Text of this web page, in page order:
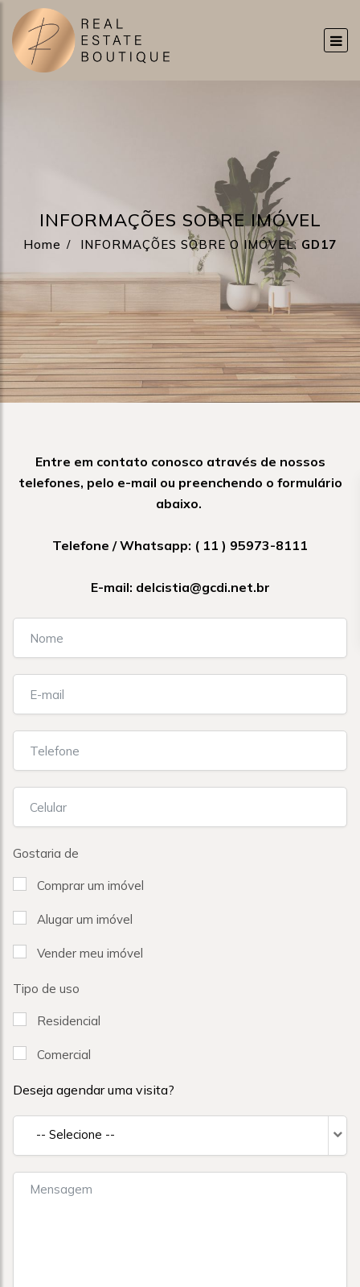
INFORMAÇÕES SOBRE IMÓVEL
Home INFORMAÇÕES SOBRE O IMÓVEL: GD17
Entre em contato conosco através de nossos
telefones, pelo e-mail ou preenchendo o formulário
abaixo.
Telefone / Whatsapp: ( 11 ) 95973-8111
E-mail: delcistia@gcdi.net.br
Gostaria de
Comprar um imóvel
Alugar um imóvel
Vender meu imóvel
Tipo de uso
Residencial
Comercial
Deseja agendar uma visita?
-- Selecione --